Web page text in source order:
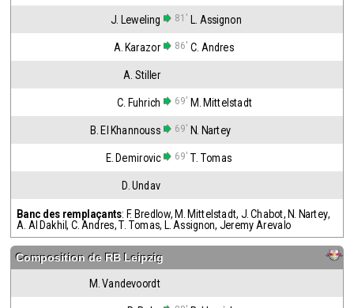
J. Leweling 81' L. Assignon
A. Karazor 86' C. Andres
A. Stiller
C. Fuhrich 69' M. Mittelstadt
B. El Khannouss 69' N. Nartey
E. Demirovic 69' T. Tomas
D. Undav
Banc des remplaçants: F. Bredlow, M. Mittelstadt, J. Chabot, N. Nartey,
A. Al Dakhil, C. Andres,T. Tomas, L. Assignon, Jeremy Arevalo
Composition de RB Leipzig
M. Vandevoordt